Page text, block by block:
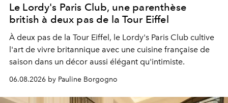
Le Lordy's Paris Club, une parenthèse
british à deux pas de la Tour Eiffel
À deux pas de la Tour Eiffel, le Lordy's Paris Club cultive
l'art de vivre britannique avec une cuisine française de
saison dans un décor aussi élégant qu'intimiste.
06.08.2026 by Pauline Borgogno